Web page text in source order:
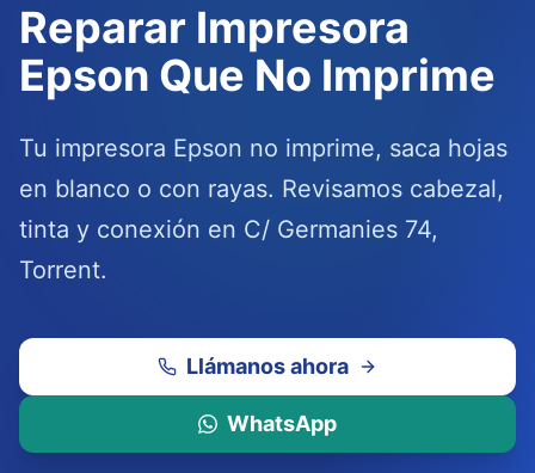
Reparar Impresora
Epson Que No Imprime
Tu impresora Epson no imprime, saca hojas
en blanco o con rayas. Revisamos cabezal,
tinta y conexión en C/ Germanies 74,
Torrent.
Llámanos ahora
WhatsApp